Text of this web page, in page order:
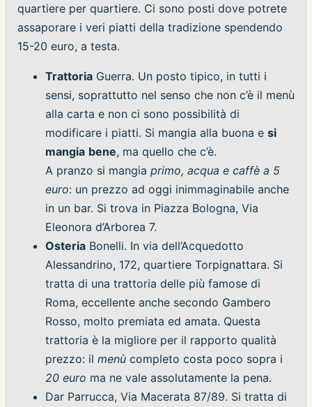
quartiere per quartiere. Ci sono posti dove potrete
assaporare i veri piatti della tradizione spendendo
15-20 euro, a testa.
Trattoria Guerra. Un posto tipico, in tutti i
sensi, soprattutto nel senso che non c’è il menù
alla carta e non ci sono possibilità di
modificare i piatti. Si mangia alla buona e si
mangia bene, ma quello che c’è.
A pranzo si mangia primo, acqua e caffè a 5
euro: un prezzo ad oggi inimmaginabile anche
in un bar. Si trova in Piazza Bologna, Via
Eleonora d’Arborea 7.
Osteria Bonelli. In via dell’Acquedotto
Alessandrino, 172, quartiere Torpignattara. Si
tratta di una trattoria delle più famose di
Roma, eccellente anche secondo Gambero
Rosso, molto premiata ed amata. Questa
trattoria è la migliore per il rapporto qualità
prezzo: il menù completo costa poco sopra i
20 euro ma ne vale assolutamente la pena.
Dar Parrucca, Via Macerata 87/89. Si tratta di